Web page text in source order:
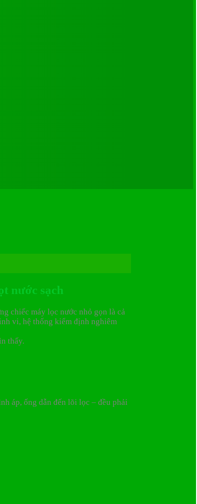
nước sạch
chiếc máy lọc nước nhỏ gọn là cả
vi, hệ thống kiểm định nghiêm
thấy.
áp, ống dẫn đến lõi lọc – đều phải